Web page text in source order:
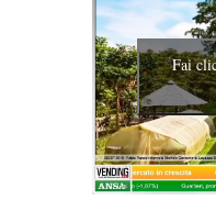
Fai